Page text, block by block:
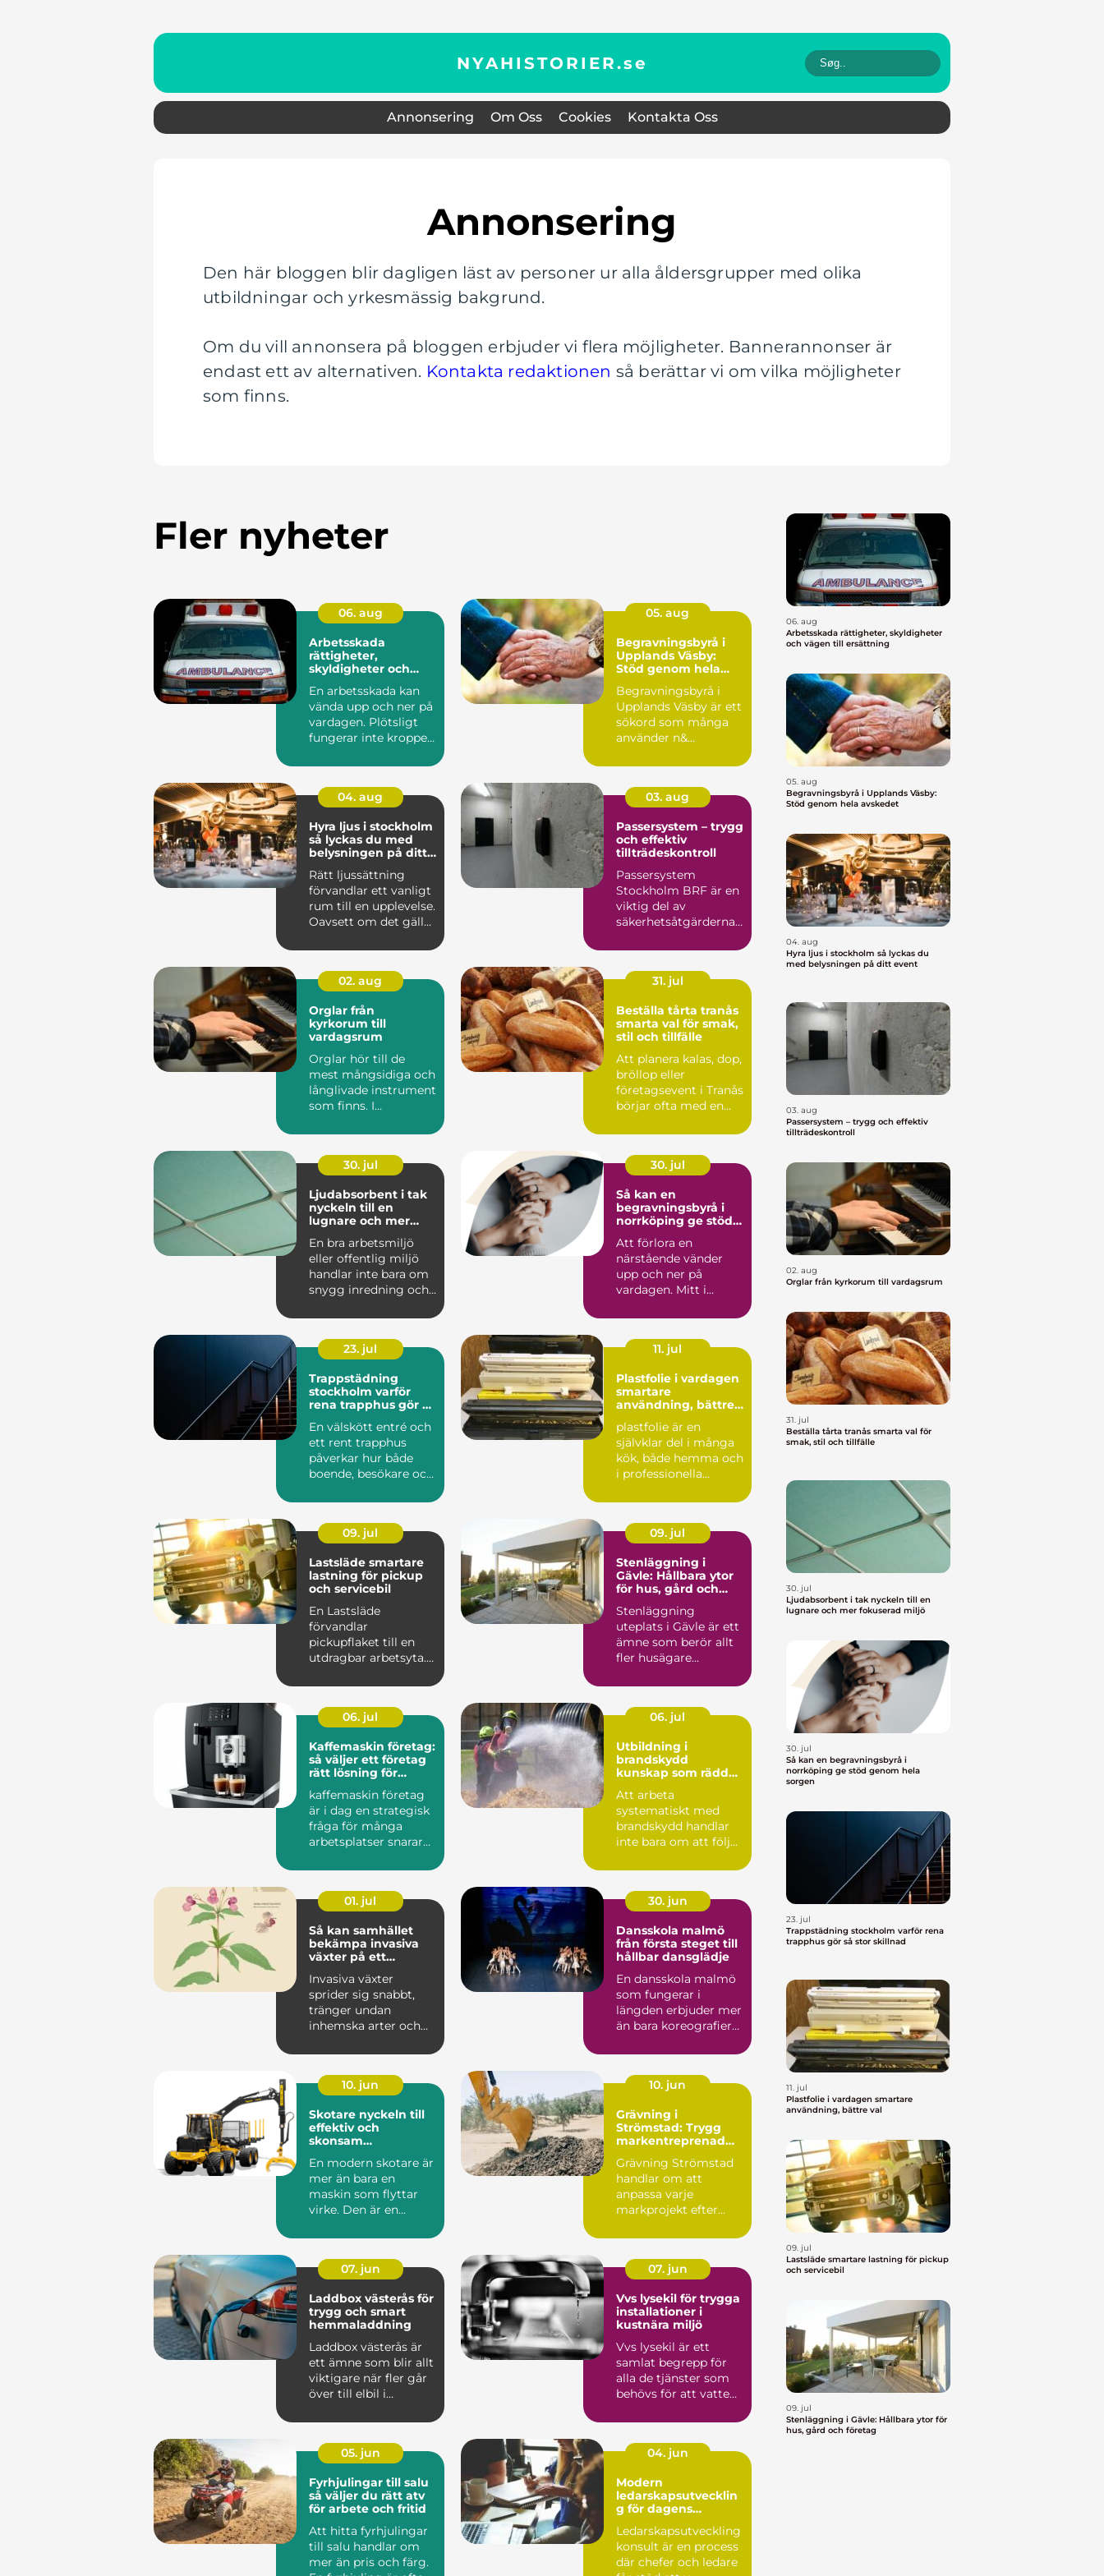
NYAHISTORIER.se
Annonsering Om Oss Cookies Kontakta Oss
Annonsering
Den här bloggen blir dagligen läst av personer ur alla åldersgrupper med olika
utbildningar och yrkesmässig bakgrund.
Om du vill annonsera på bloggen erbjuder vi flera möjligheter. Bannerannonser är
endast ett av alternativen. Kontakta redaktionen så berättar vi om vilka möjligheter
som finns.
Fler nyheter
06. aug
Arbetsskada
rättigheter,
skyldigheter och
En arbetsskada kan
vända upp och ner på
vardagen. Plötsligt
fungerar inte kroppen
05. aug
Begravningsbyrå i
Upplands Väsby:
Stöd genom hela
Begravningsbyrå i
Upplands Väsby är ett
sökord som många
använder n&...
04. aug
Hyra ljus i stockholm
så lyckas du med
belysningen på ditt
Rätt ljussättning
förvandlar ett vanligt
rum till en upplevelse.
Oavsett om det gäller
03. aug
Passersystem – trygg
och effektiv
tillträdeskontroll
Passersystem
Stockholm BRF är en
viktig del av
säkerhetsåtgärderna
02. aug
Orglar från
kyrkorum till
vardagsrum
Orglar hör till de
mest mångsidiga och
långlivade instrument
som finns. I
burit m...
31. jul
Beställa tårta tranås
smarta val för smak,
stil och tillfälle
Att planera kalas, dop,
bröllop eller
företagsevent i Tranås
börjar ofta med en
30. jul
Ljudabsorbent i tak
nyckeln till en
lugnare och mer
En bra arbetsmiljö
eller offentlig miljö
handlar inte bara om
snygg inredning och
30. jul
Så kan en
begravningsbyrå i
norrköping ge stöd
Att förlora en
närstående vänder
upp och ner på
vardagen. Mitt i
anhöriga också fatta...
23. jul
Trappstädning
stockholm varför
rena trapphus gör så
En välskött entré och
ett rent trapphus
påverkar hur både
boende, besökare och
...
11. jul
Plastfolie i vardagen
smartare
användning, bättre
plastfolie är en
självklar del i många
kök, både hemma och
i professionella
håller...
09. jul
Lastsläde smartare
lastning för pickup
och servicebil
En Lastsläde
förvandlar
pickupflaket till en
utdragbar arbetsyta. I
på knän...
09. jul
Stenläggning i
Gävle: Hållbara ytor
för hus, gård och
Stenläggning
uteplats i Gävle är ett
ämne som berör allt
fler husägare...
06. jul
Kaffemaskin företag:
så väljer ett företag
rätt lösning för
kaffemaskin företag
är i dag en strategisk
fråga för många
arbetsplatser snarare
06. jul
Utbildning i
brandskydd
kunskap som räddar
Att arbeta
systematiskt med
brandskydd handlar
inte bara om att följa
handlar ...
01. jul
Så kan samhället
bekämpa invasiva
växter på ett
Invasiva växter
sprider sig snabbt,
tränger undan
inhemska arter och
livsmiljöer. Kon...
30. jun
Dansskola malmö
från första steget till
hållbar dansglädje
En dansskola malmö
som fungerar i
längden erbjuder mer
än bara koreografier
genomtänkt...
10. jun
Skotare nyckeln till
effektiv och
skonsam
En modern skotare är
mer än bara en
maskin som flyttar
virke. Den är en
mellan avverk...
10. jun
Grävning i
Strömstad: Trygg
markentreprenad
Grävning Strömstad
handlar om att
anpassa varje
markprojekt efter
speciella f...
07. jun
Laddbox västerås för
trygg och smart
hemmaladdning
Laddbox västerås är
ett ämne som blir allt
viktigare när fler går
över till elbil i
07. jun
Vvs lysekil för trygga
installationer i
kustnära miljö
Vvs lysekil är ett
samlat begrepp för
alla de tjänster som
behövs för att vatten,
05. jun
Fyrhjulingar till salu
så väljer du rätt atv
för arbete och fritid
Att hitta fyrhjulingar
till salu handlar om
mer än pris och färg.
04. jun
Modern
ledarskapsutvecklin
g för dagens
Ledarskapsutveckling
konsult är en process
där chefer och ledare
06. aug
Arbetsskada rättigheter, skyldigheter
och vägen till ersättning
05. aug
Begravningsbyrå i Upplands Väsby:
Stöd genom hela avskedet
04. aug
Hyra ljus i stockholm så lyckas du
med belysningen på ditt event
03. aug
Passersystem – trygg och effektiv
tillträdeskontroll
02. aug
Orglar från kyrkorum till vardagsrum
31. jul
Beställa tårta tranås smarta val för
smak, stil och tillfälle
30. jul
Ljudabsorbent i tak nyckeln till en
lugnare och mer fokuserad miljö
30. jul
Så kan en begravningsbyrå i
norrköping ge stöd genom hela
sorgen
23. jul
Trappstädning stockholm varför rena
trapphus gör så stor skillnad
11. jul
Plastfolie i vardagen smartare
användning, bättre val
09. jul
Lastsläde smartare lastning för pickup
och servicebil
09. jul
Stenläggning i Gävle: Hållbara ytor för
hus, gård och företag